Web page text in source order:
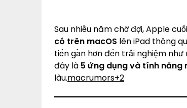
Sau nhiều năm chờ đợi, Apple
có trên macOS lên iPad thông
tiến gần hơn đến trải nghiệm
đây là 5 ứng dụng và tính năng
lâu.macrumors+2